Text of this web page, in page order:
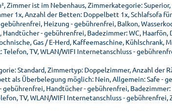
Zimmer ist im Nebenhaus, Zimmerkategorie:
1x, Anzahl der Betten: Doppelbett 1x, Schlafsofa
Heizung - gebührenfrei, Balkon,
- gebührenfrei, Badezimmer: WC, Haarfön,
Gas / E-Herd, Kaffeemaschine, Kühlschrank,
TV, WLAN/WIFI Internetanschluss -
Standard, Zimmertyp: Doppelzimmer, Anzahl der
als Überbelegung möglich: Nein, Allgemein: Safe -
Handtücher - gebührenfrei, Badezimmer:
TV, WLAN/WIFI Internetanschluss - gebührenfrei,